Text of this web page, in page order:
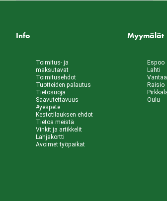
Info
Toimitus- ja
maksutavat
Toimitusehdot
Tuotteiden palautus
Tietosuoja
Saavutettavuus
#yespete
Kestotilauksen ehdot
Tietoa meistä
Vinkit ja artikkelit
Lahjakortti
Avoimet työpaikat
Myymälät
Espoo
Lahti
Vantaa
Raisio
Oulu